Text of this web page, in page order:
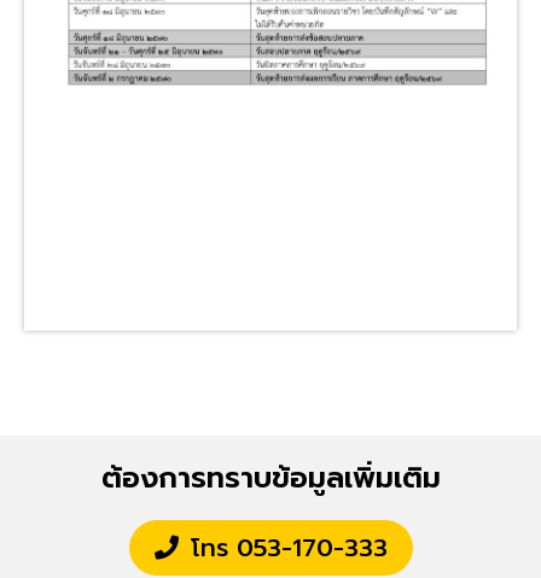
ต้องการทราบข้อมูลเพิ่มเติม
โทร 053-170-333